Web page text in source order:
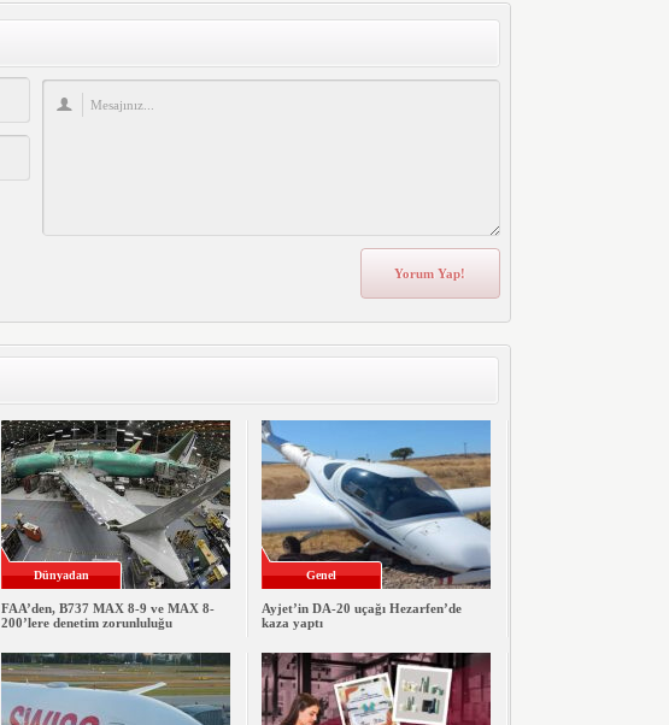
Dünyadan
FAA’den, B737 MAX 8-9 ve MAX 8-
200’lere denetim zorunluluğu
Genel
Ayjet’in DA-20 uçağı Hezarfen’de
kaza yaptı